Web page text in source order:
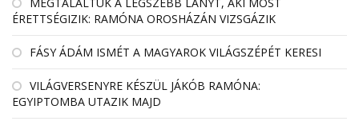
ÉRETTSÉGIZIK: RAMÓNA OROSHÁZÁN VIZSGÁZIK
FÁSY ÁDÁM ISMÉT A MAGYAROK VILÁGSZÉPÉT KERESI
VILÁGVERSENYRE KÉSZÜL JÁKÓB RAMÓNA:
EGYIPTOMBA UTAZIK MAJD